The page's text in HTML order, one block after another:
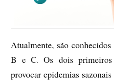
Atualmente, são
B e C. Os dois primeiros
provocar epidemias